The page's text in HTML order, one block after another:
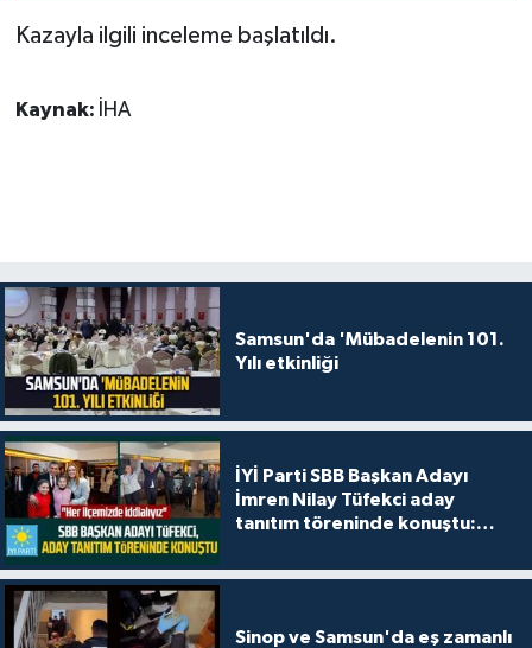
Kazayla ilgili inceleme başlatıldı.
Kaynak: İHA
Samsun'da 'Mübadelenin 101.
Yılı etkinliği
İYİ Parti SBB Başkan Adayı
İmren Nilay Tüfekci aday
tanıtım töreninde konuştu:
Sinop ve Samsun'da eş zamanlı